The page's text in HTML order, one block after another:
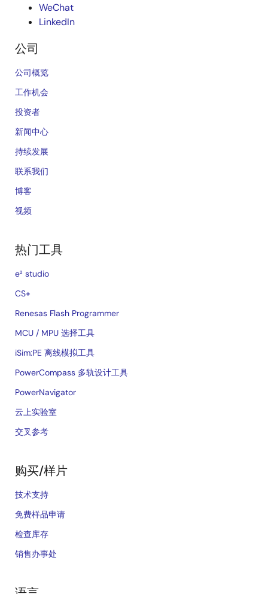
WeChat
LinkedIn
公司
公司概览
工作机会
投资者
新闻中心
持续发展
联系我们
博客
视频
热门工具
e² studio
CS+
Renesas Flash Programmer
MCU / MPU 选择工具
iSim:PE 离线模拟工具
PowerCompass 多轨设计工具
PowerNavigator
云上实验室
交叉参考
购买/样片
技术支持
免费样品申请
检查库存
销售办事处